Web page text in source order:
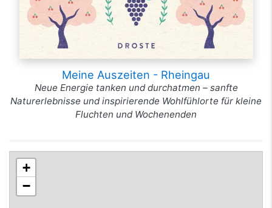
Meine Auszeiten - Rheingau
Neue Energie tanken und durchatmen – sanfte
Naturerlebnisse und inspirierende Wohlfühlorte für kleine
Fluchten und Wochenenden
+
−